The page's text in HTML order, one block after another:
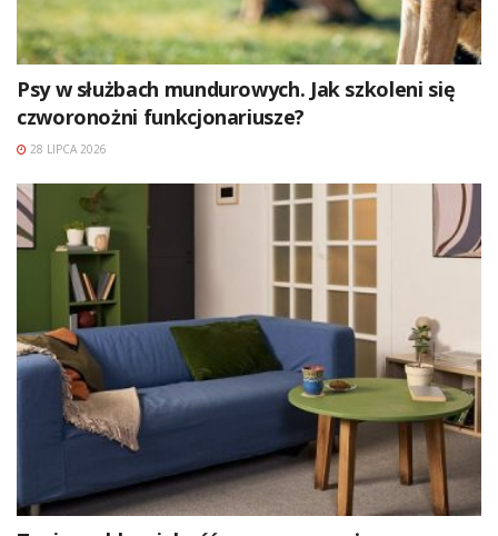
Psy w służbach mundurowych. Jak szkoleni się
czworonożni funkcjonariusze?
28 LIPCA 2026